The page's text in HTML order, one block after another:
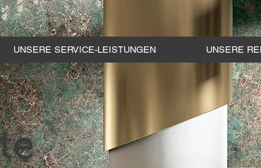
UNSERE SERVICE-LEISTUNGEN UNSERE